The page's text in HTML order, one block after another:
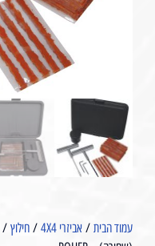
עמוד הבית/ אביזרי 4X4 / חילוץ/